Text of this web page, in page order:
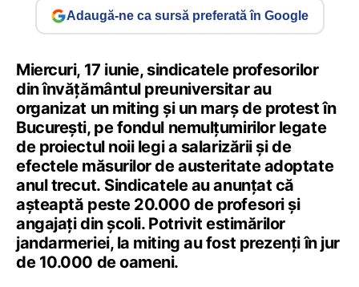
Adaugă-ne ca sursă preferată în Google
Miercuri, 17 iunie, sindicatele profesorilor
din învățământul preuniversitar au
organizat un miting și un marș de protest în
București, pe fondul nemulțumirilor legate
de proiectul noii legi a salarizării și de
efectele măsurilor de austeritate adoptate
anul trecut. Sindicatele au anunțat că
așteaptă peste 20.000 de profesori și
angajați din școli. Potrivit estimărilor
jandarmeriei, la miting au fost prezenți în jur
de 10.000 de oameni.